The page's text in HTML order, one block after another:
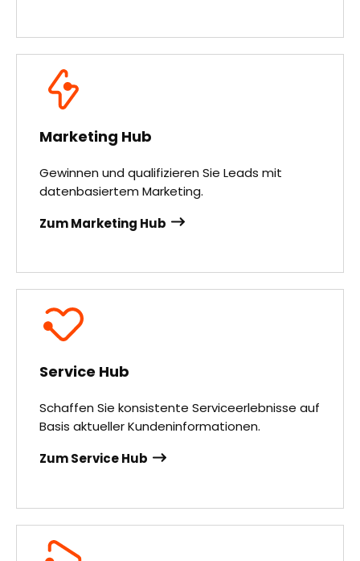
Marketing Hub
Gewinnen und qualifizieren Sie Leads mit
datenbasiertem Marketing.
Zum Marketing Hub
Service Hub
Schaffen Sie konsistente Serviceerlebnisse auf
Basis aktueller Kundeninformationen.
Zum Service Hub